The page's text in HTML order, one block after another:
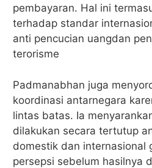
pembayaran. Hal ini
terhadap standar
anti pencucian uangdan
terorisme
Padmanabhan juga
koordinasi antarnegara
lintas batas. Ia
dilakukan secara tertutup
domestik dan internasional
persepsi sebelum hasilnya